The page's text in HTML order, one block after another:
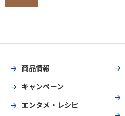
商品情報
キャンペーン
エンタメ・レシピ